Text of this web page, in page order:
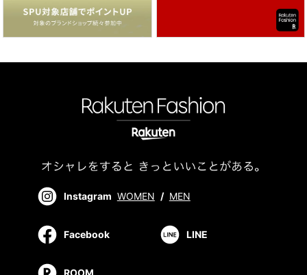
Instagram WOMEN / MEN
Facebook LINE